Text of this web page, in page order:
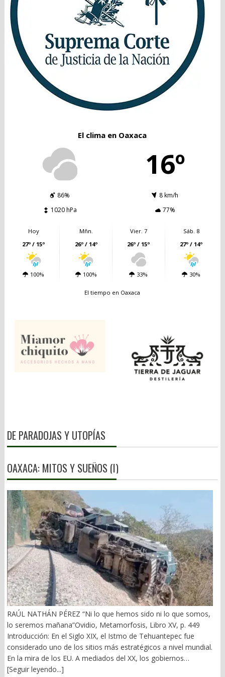
El clima en Oaxaca
16º
86%
8 km/h
1020 hPa
77%
Hoy
27º / 15º
100%
Mñn.
26º / 14º
100%
Vier. 7
26º / 15º
33%
Sáb. 8
27º / 14º
30%
El tiempo en Oaxaca
DE PARADOJAS Y UTOPÍAS
OAXACA: MITOS Y SUEÑOS (I)
RAÚL NATHÁN PÉREZ “Ni lo que hemos sido ni lo que somos,
lo seremos mañana”Ovidio, Metamorfosis, Libro XV, p. 449
Introducción: En el Siglo XIX, el Istmo de Tehuantepec fue
considerado uno de los sitios más estratégicos a nivel mundial.
En la mira de los EU. A mediados del XX, los gobiernos
emanados del PRI iniciaron una serie de proyectos, todos
[Seguir leyendo...]